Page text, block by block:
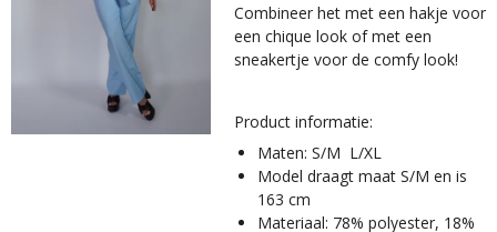
Combineer het met een hakje voor
een chique look of met een
sneakertje voor de comfy look!
Product informatie:
Maten: S/M L/XL
Model draagt maat S/M en is
163 cm
Materiaal: 78% polyester, 18%